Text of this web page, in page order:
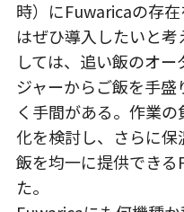
時）にFuwaricaの存
はぜひ導入したいと
しては、追い飯のオ
ジャーからご飯を手
く手間がある。作業
化を検討し、さらに
飯を均一に提供でき
た。